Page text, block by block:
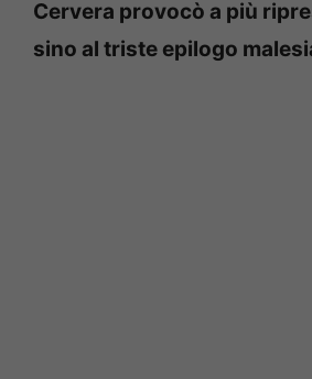
Cervera provocò a più
sino al triste epilogo